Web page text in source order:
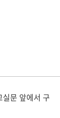
문 앞에서 구